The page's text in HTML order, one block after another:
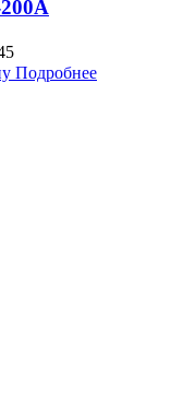
Подробнее